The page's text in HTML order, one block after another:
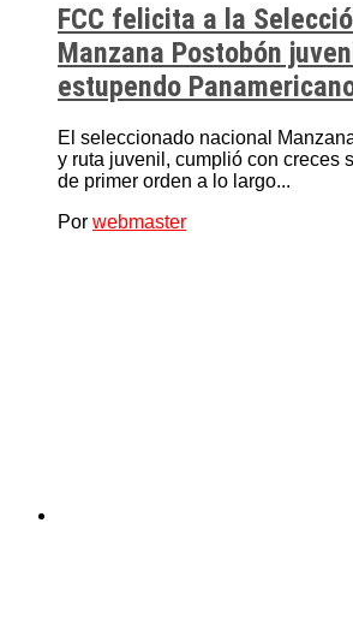
FCC felicita a la
Manzana Postobón
estupendo
El seleccionado nacional
y ruta juvenil, cumplió con creces
de primer orden a lo largo...
Por webmaster